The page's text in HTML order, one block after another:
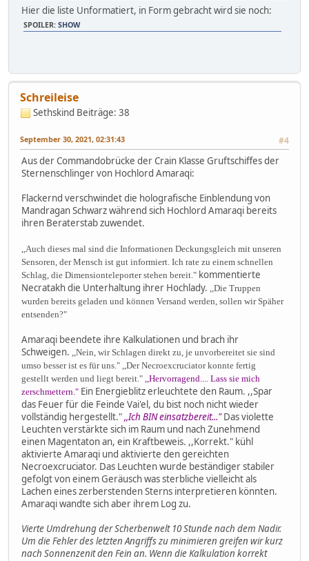
Hier die liste Unformatiert, in Form gebracht wird sie noch:
SPOILER: SHOW
Schreileise
Sethskind Beiträge: 38
September 30, 2021, 02:31:43 #4
Aus der Commandobrücke der Crain Klasse Gruftschiffes der
Sternenschlinger von Hochlord Amaraqi:
Flackernd verschwindet die holografische Einblendung von
Mandragan Schwarz während sich Hochlord Amaraqi bereits
ihren Beraterstab zuwendet.
,,Auch dieses mal sind die Informationen Deckungsgleich mit unseren
Sensoren, der Mensch ist gut informiert. Ich rate zu einem schnellen
Schlag, die Dimensionteleporter stehen bereit." kommentierte
Necratakh die Unterhaltung ihrer Hochlady. ,,Die Truppen
wurden bereits geladen und können Versand werden, sollen wir Späher
entsenden?"
Amaraqi beendete ihre Kalkulationen und brach ihr
Schweigen.
,,Nein, wir Schlagen direkt zu, je unvorbereitet sie sind
umso besser ist es für uns." ,,Der Necroexcruciator konnte fertig
gestellt werden und liegt bereit." ,,Hervorragend.... Lass sie mich
zerschmettern." Ein Energieblitz erleuchtete den Raum. ,,Spar
das Feuer für die Feinde Vai'el, du bist noch nicht wieder
vollständig hergestellt.",,Ich BIN einsatzbereit..."Das violette
Leuchten verstärkte sich im Raum und nach Zunehmend
einen Magentaton an, ein Kraftbeweis. ,,Korrekt." kühl
aktivierte Amaraqi und aktivierte den gereichten
Necroexcruciator. Das Leuchten wurde beständiger stabiler
gefolgt von einem Geräusch was sterbliche vielleicht als
Lachen eines zerberstenden Sterns interpretieren könnten.
Amaraqi wandte sich aber ihrem Log zu.
Vierte Umdrehung der Scherbenwelt 10 Stunde nach dem Nadir.
Um die Fehler des letzten Angriffs zu minimieren greifen wir kurz
nach Sonnenzenit den Fein an. Wenn die Kalkulation korrekt